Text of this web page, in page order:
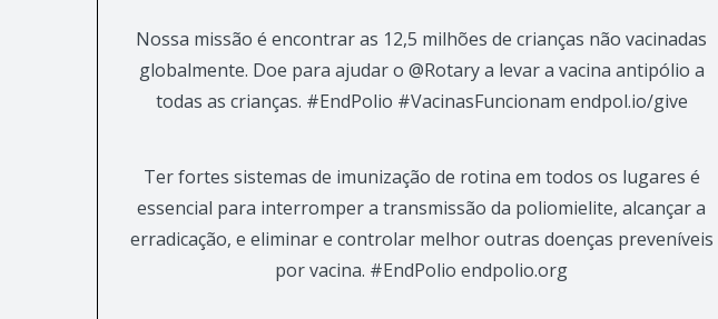
Nossa missão é encontrar as 12,5 milhões de crianças não vacinadas
globalmente. Doe para ajudar o @Rotary a levar a vacina antipólio a
todas as crianças. #EndPolio #VacinasFuncionam endpol.io/give
Ter fortes sistemas de imunização de rotina em todos os lugares é
essencial para interromper a transmissão da poliomielite, alcançar a
erradicação, e eliminar e controlar melhor outras doenças preveníveis
por vacina. #EndPolio endpolio.org